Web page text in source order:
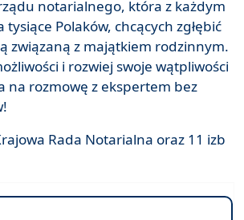
notarialnego, która z każdym
Polaków, chcących zgłębić
związaną z majątkiem rodzinnym.
i rozwiej swoje wątpliwości
na rozmowę z ekspertem bez
Rada Notarialna oraz 11 izb